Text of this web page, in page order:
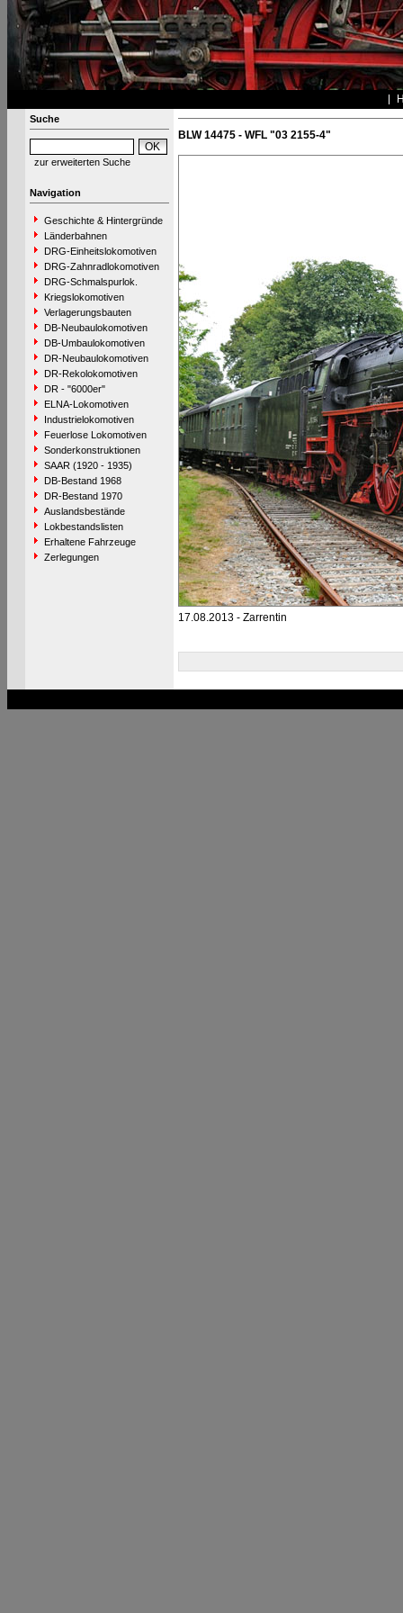
Suche
zur erweiterten Suche
Navigation
Geschichte & Hintergründe
Länderbahnen
DRG-Einheitslokomotiven
DRG-Zahnradlokomotiven
DRG-Schmalspurlok.
Kriegslokomotiven
Verlagerungsbauten
DB-Neubaulokomotiven
DB-Umbaulokomotiven
DR-Neubaulokomotiven
DR-Rekolokomotiven
DR - "6000er"
ELNA-Lokomotiven
Industrielokomotiven
Feuerlose Lokomotiven
Sonderkonstruktionen
SAAR (1920 - 1935)
DB-Bestand 1968
DR-Bestand 1970
Auslandsbestände
Lokbestandslisten
Erhaltene Fahrzeuge
Zerlegungen
BLW 14475 - WFL "03 2155-4"
17.08.2013 - Zarrentin